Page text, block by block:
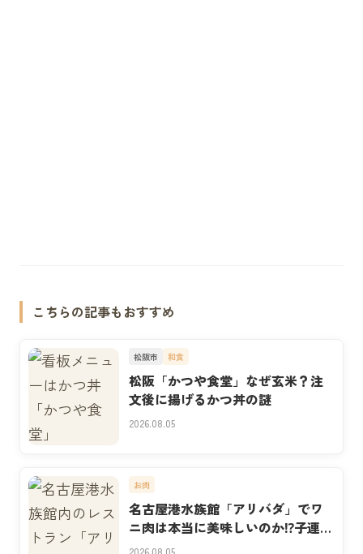
こちらの記事もおすすめ
松阪市 和食
松阪「かつや食堂」なぜ玄米？注
文後に揚げるかつ丼の謎
2026.08.05
お肉
名古屋港水族館「アリバダ」でワ
ニ肉は本当に美味しいのか⁉子連れ
実食